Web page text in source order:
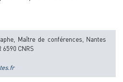
Maître de conférences, Nantes
6590 CNRS